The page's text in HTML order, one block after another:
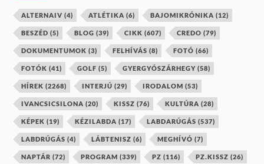
ALTERNAIV (4) ATLÉTIKA (6) BAJOMIKRÓNIKA (12)
BESZÉD (5) BLOG (39) CIKK (607) CREDO (79)
DOKUMENTUMOK (3) FELHÍVÁS (8) FOTÓ (66)
FOTÓK (41) GOLF (5) GYERGYÓSZÁRHEGY (58)
HÍREK (2268) INTERJÚ (29) IRODALOM (53)
IVANCSICSILONA (20) KISSZ (76) KULTÚRA (28)
KÉPEK (19) KÉZILABDA (17) LABDARÚGÁS (537)
LABDRÚGÁS (4) LÁBTENISZ (6) MEGHÍVÓ (7)
NAPTÁR (72) PROGRAM (339) PZ (116) PZ.KISSZ (26)